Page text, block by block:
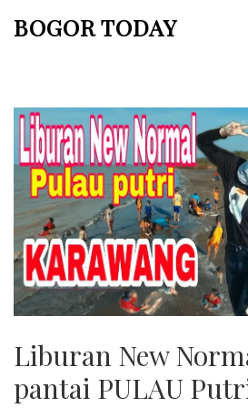
BOGOR TODAY
Liburan New
pantai PULAU